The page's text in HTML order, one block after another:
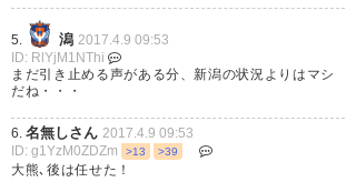
えないけど、渋谷さんの事だか
ら責任感じてるんだろう
な・・・。
— H・F・カスペン
(h_f_k_dearu)2017, 4月 8
意見としては、渋谷さんには継
続して指揮して欲しい！。今、
5. 潟 2017.4.9 09:53
ID: RlYjM1NThi
まだ引き止める声がある分、新潟の状況よりはマシ
だね・・・
6. 名無しさん 2017.4.9 09:53
ID: g1YzM0ZDZm
>13 >39
大熊､後は任せた！